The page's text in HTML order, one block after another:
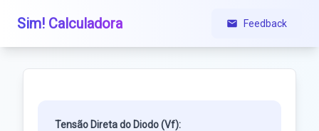
Sim! Calculadora Feedback
Tensão Direta do Diodo (Vf):